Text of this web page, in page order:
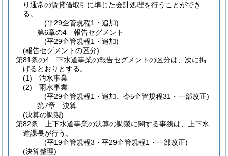
り通常の賃貸借取引に準じた会計処理を行うことができ
る。
(平29企管規程1・追加)
第6章の4
報告セグメント
(平29企管規程1・追加)
(報告セグメントの区分)
第81条の4
下水道事業の報告セグメントの区分は、次に掲
げるとおりとする。
(1)
汚水事業
(2)
雨水事業
(平29企管規程1・追加、令5企管規程31・一部改正)
第7章
決算
(決算の調製)
第82条
上下水道事業の決算の調製に関する事務は、上下水
道課長が行う。
(平19企管規程3・平29企管規程1・一部改正)
(決算整理)